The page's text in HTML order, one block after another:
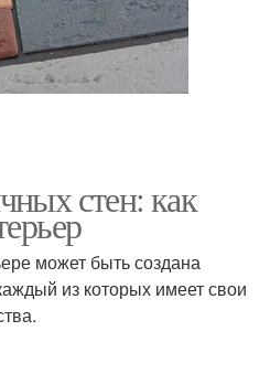
стен: как
может быть создана
из которых имеет свои